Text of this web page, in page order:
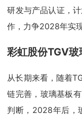
研发与产品认证，
作，力争2028年实
彩虹股份TGV玻
从长期来看，随着
链完善，玻璃基板
判断，2028年后，